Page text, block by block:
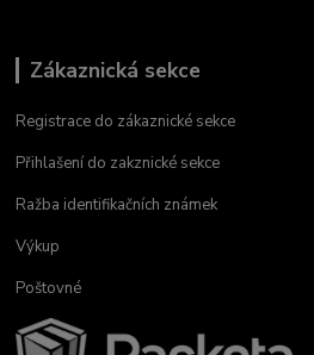
Zákaznická sekce
Registrace do zákaznické sekce
Přihlašení do zakznické sekce
Ražba identifikačních známek
Výkup
Poštovné